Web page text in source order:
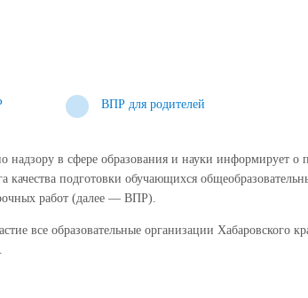
ВПР для родителей
надзору в сфере образования и науки информирует о
качества подготовки обучающихся
работ (далее — ВПР).
все образовательные организации Хабаровского